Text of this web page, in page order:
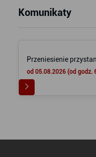
Komunikaty
Przeniesienie
od 05.08.2026 (od godz.